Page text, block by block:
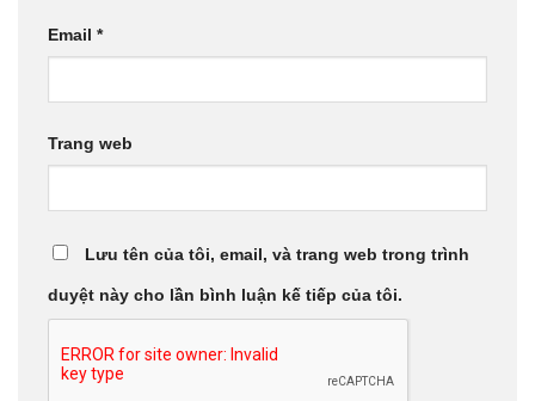
Email *
Trang web
Lưu tên của tôi, email, và trang web trong trình
duyệt này cho lần bình luận kế tiếp của tôi.